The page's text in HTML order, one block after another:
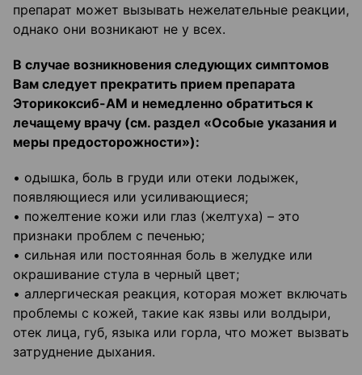
препарат может вызывать нежелательные реакции,
однако они возникают не у всех.
В случае возникновения следующих симптомов
Вам следует прекратить прием препарата
Эторикоксиб-АМ и немедленно обратиться к
лечащему врачу (см. раздел «Особые указания и
меры предосторожности»):
• одышка, боль в груди или отеки лодыжек,
появляющиеся или усиливающиеся;
• пожелтение кожи или глаз (желтуха) – это
признаки проблем с печенью;
• сильная или постоянная боль в желудке или
окрашивание стула в черный цвет;
• аллергическая реакция, которая может включать
проблемы с кожей, такие как язвы или волдыри,
отек лица, губ, языка или горла, что может вызвать
затруднение дыхания.